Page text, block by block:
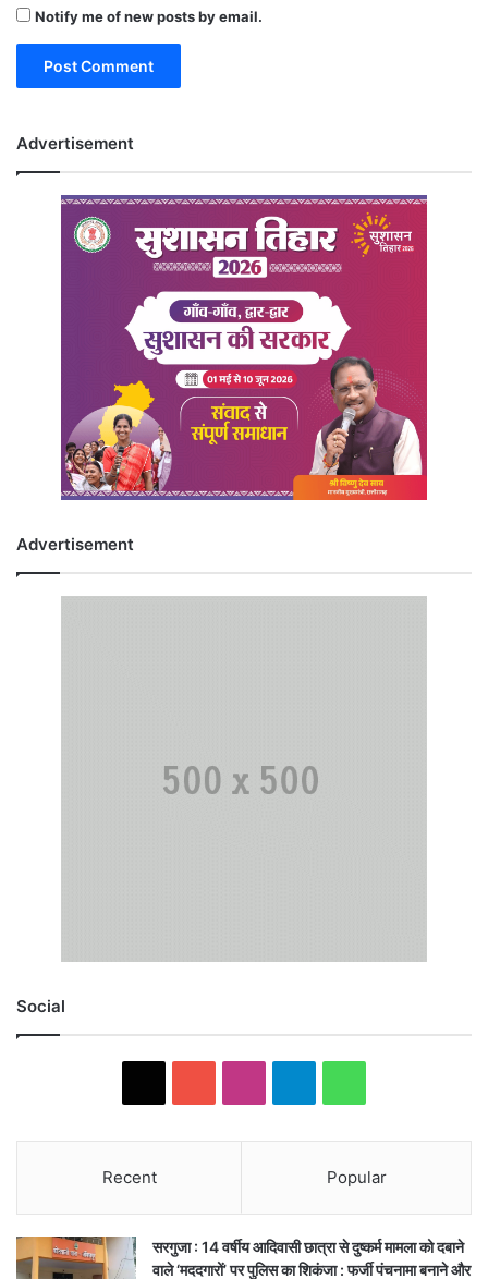
Notify me of new posts by email.
Advertisement
Advertisement
Social
Recent Popular
सरगुजा : 14 वर्षीय आदिवासी छात्रा से दुष्कर्म मामला को दबाने
वाले ‘मददगारों’ पर पुलिस का शिकंजा : फर्जी पंचनामा बनाने और